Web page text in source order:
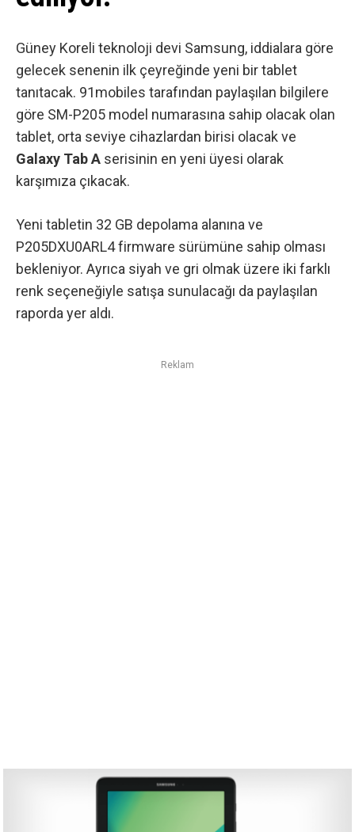
Güney Koreli teknoloji devi Samsung, iddialara göre
gelecek senenin ilk çeyreğinde yeni bir tablet
tanıtacak. 91mobiles tarafından paylaşılan bilgilere
göre SM-P205 model numarasına sahip olacak olan
tablet, orta seviye cihazlardan birisi olacak ve
Galaxy Tab A serisinin en yeni üyesi olarak
karşımıza çıkacak.
Yeni tabletin 32 GB depolama alanına ve
P205DXU0ARL4 firmware sürümüne sahip olması
bekleniyor. Ayrıca siyah ve gri olmak üzere iki farklı
renk seçeneğiyle satışa sunulacağı da paylaşılan
raporda yer aldı.
Reklam